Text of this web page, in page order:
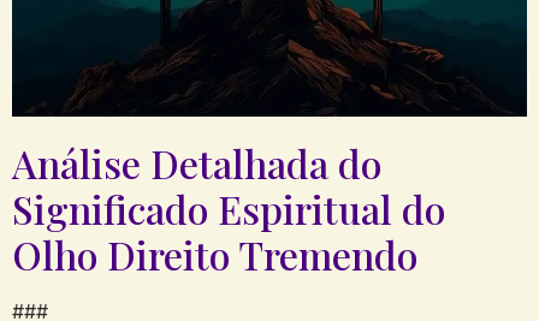
Análise​ Detalhada ⁤do
Significado Espiritual do
Olho Direito Tremendo
### ⁣